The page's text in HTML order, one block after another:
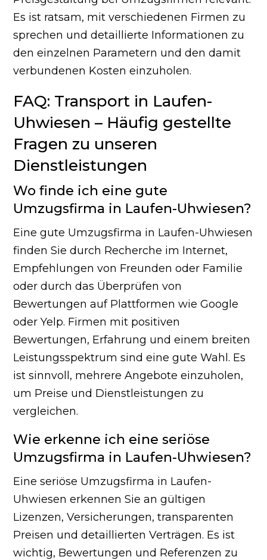
Es ist ratsam, mit verschiedenen Firmen zu
sprechen und detaillierte Informationen zu
den einzelnen Parametern und den damit
verbundenen Kosten einzuholen.
FAQ: Transport in Laufen-
Uhwiesen – Häufig gestellte
Fragen zu unseren
Dienstleistungen
Wo finde ich eine gute
Umzugsfirma in Laufen-Uhwiesen?
Eine gute Umzugsfirma in Laufen-Uhwiesen
finden Sie durch Recherche im Internet,
Empfehlungen von Freunden oder Familie
oder durch das Überprüfen von
Bewertungen auf Plattformen wie Google
oder Yelp. Firmen mit positiven
Bewertungen, Erfahrung und einem breiten
Leistungsspektrum sind eine gute Wahl. Es
ist sinnvoll, mehrere Angebote einzuholen,
um Preise und Dienstleistungen zu
vergleichen.
Wie erkenne ich eine seriöse
Umzugsfirma in Laufen-Uhwiesen?
Eine seriöse Umzugsfirma in Laufen-
Uhwiesen erkennen Sie an gültigen
Lizenzen, Versicherungen, transparenten
Preisen und detaillierten Verträgen. Es ist
wichtig, Bewertungen und Referenzen zu